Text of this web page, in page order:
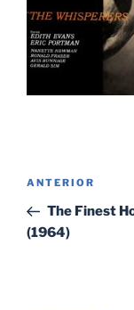
Navegación
entradas
Entrada
anterior:
ANTERIOR
The Finest
(1964)